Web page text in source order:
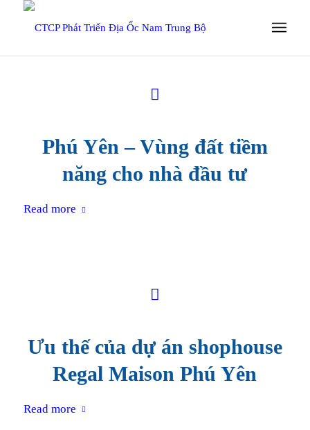
Phú Yên – Vùng đất tiềm
năng cho nhà đầu tư
Read more
Ưu thế của dự án shophouse
Regal Maison Phú Yên
Read more